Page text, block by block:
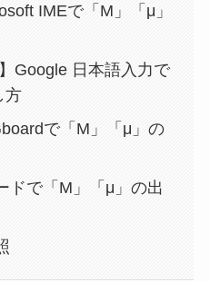
IMEで「Μ」「μ」
Google 日本語入力で
方
で「Μ」「μ」の
ドで「Μ」「μ」の出